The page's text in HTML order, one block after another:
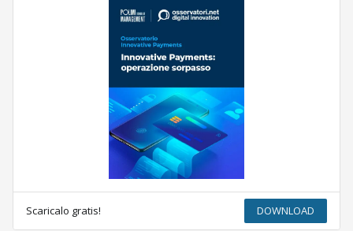
Scaricalo gratis! DOWNLOAD